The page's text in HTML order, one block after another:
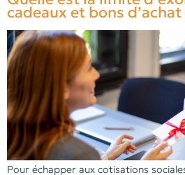
cadeaux et bons
Pour échapper aux cotisations